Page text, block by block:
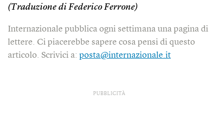
(Traduzione di Federico Ferrone)
Internazionale pubblica ogni settimana una pagina di
lettere. Ci piacerebbe sapere cosa pensi di questo
articolo. Scrivici a: posta@internazionale.it
PUBBLICITÀ